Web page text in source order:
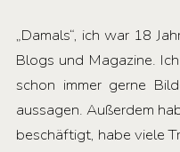
„Damals“, ich war 18
Blogs und Magazine.
schon immer gerne
aussagen. Außerdem
beschäftigt, habe viele